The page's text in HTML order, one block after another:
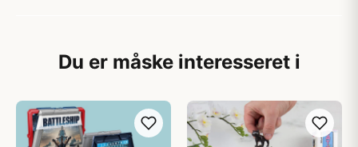
Du er måske interesseret i